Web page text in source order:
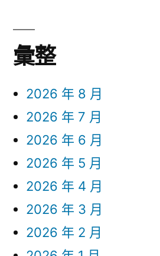
彙整
2026 年 8 月
2026 年 7 月
2026 年 6 月
2026 年 5 月
2026 年 4 月
2026 年 3 月
2026 年 2 月